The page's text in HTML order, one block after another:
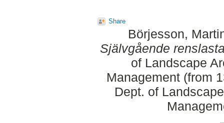
Share
Börjesson,
Självgående
of Landscape
Management (from
Dept. of